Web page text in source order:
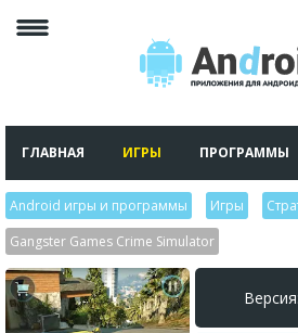
ГЛАВНАЯ ИГРЫ ПРОГРАММЫ
Android игры и программы Игры
Gangster Games Crime Simulator